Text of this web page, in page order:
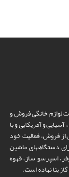
در زمینه تعمیرات لوازم خانگی فروش و
و آمریکایی و با
فروش، فعالیت خود
دستگاههای ماشین
اسپرسو ساز، قهوه
بنا نهاده است.